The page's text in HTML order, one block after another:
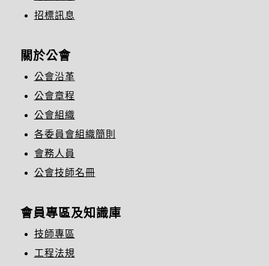
招標訊息
關於公會
公會沿革
公會章程
公會組織
各委員會組織簡則
會務人員
公會技師名冊
會員專區及知識庫
技師專區
工程法規